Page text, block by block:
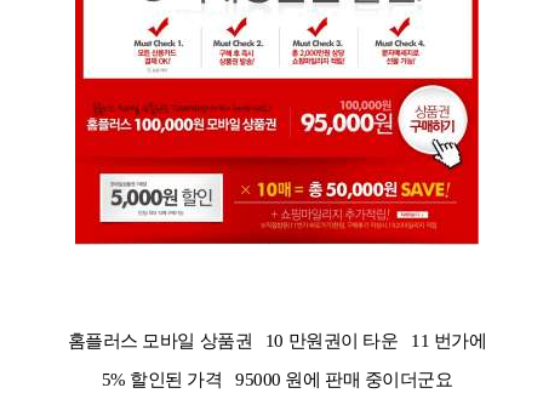
홈플러스 모바일 상품권 10 만원권이 타운 11 번가에
5% 할인된 가격 95000 원에 판매 중이더군요